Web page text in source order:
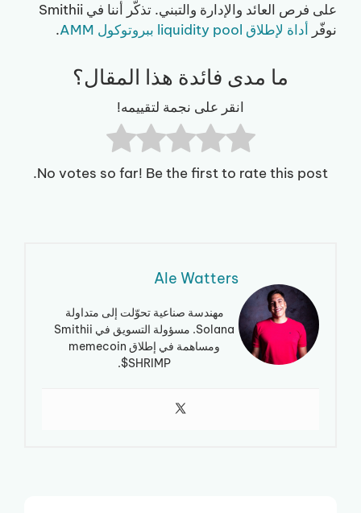
على فرص العائد والإدارة والتبني. تذكّر أننا في Smithii
نوفّر أداة لإطلاق liquidity pool ببروتوكول AMM .
ما مدى فائدة هذا المقال؟
انقر على نجمة لتقييمه!
No votes so far! Be the first to rate this post.
Ale Watters
مهندسة صناعية تحوّلت إلى متداولة
Solana. مسؤولة التسويق في Smithii
ومساهمة في إطلاق memecoin
$SHRIMP.